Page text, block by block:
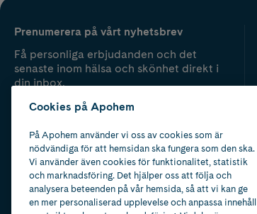
Prenumerera på vårt nyhetsbrev
Få personliga erbjudanden och det
senaste inom hälsa och skönhet direkt i
din inbox.
Cookies på Apohem
På Apohem använder vi oss av cookies som är
nödvändiga för att hemsidan ska fungera som den ska.
Vi använder även cookies för funktionalitet, statistik
och marknadsföring. Det hjälper oss att följa och
analysera beteenden på vår hemsida, så att vi kan ge
en mer personaliserad upplevelse och anpassa innehåll